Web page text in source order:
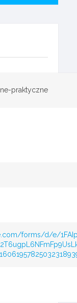
praktyczne
forms/d/e/